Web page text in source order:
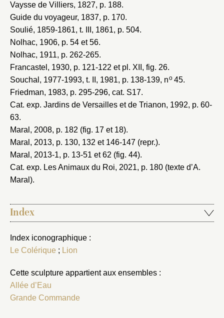
Vaysse de Villiers, 1827, p. 188.
Guide du voyageur, 1837, p. 170.
Soulié, 1859-1861, t. III, 1861, p. 504.
Nolhac, 1906, p. 54 et 56.
Nolhac, 1911, p. 262-265.
Francastel, 1930, p. 121-122 et pl. XII, fig. 26.
Souchal, 1977-1993, t. II, 1981, p. 138-139, no45.
Friedman, 1983, p. 295-296, cat. S17.
Cat. exp. Jardins de Versailles et de Trianon, 1992, p. 60-
63.
Maral, 2008, p. 182 (fig. 17 et 18).
Maral, 2013, p. 130, 132 et 146-147 (repr.).
Maral, 2013-1, p. 13-51 et 62 (fig. 44).
Cat. exp. Les Animaux du Roi, 2021, p. 180 (texte d’A.
Maral).
Index
Index iconographique :
Le Colérique ; Lion
Cette sculpture appartient aux ensembles :
Allée d’Eau
Grande Commande